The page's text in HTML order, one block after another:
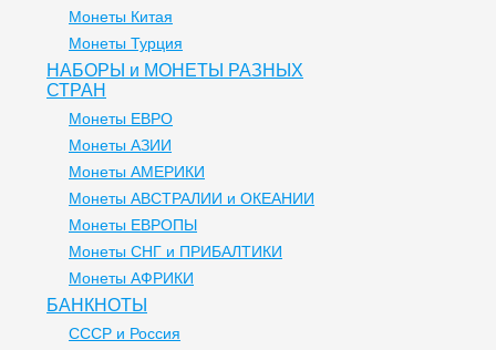
Монеты Китая
Монеты Турция
НАБОРЫ и МОНЕТЫ РАЗНЫХ
СТРАН
Монеты ЕВРО
Монеты АЗИИ
Монеты АМЕРИКИ
Монеты АВСТРАЛИИ и ОКЕАНИИ
Монеты ЕВРОПЫ
Монеты СНГ и ПРИБАЛТИКИ
Монеты АФРИКИ
БАНКНОТЫ
СССР и Россия